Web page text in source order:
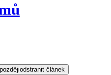
odstranit článek